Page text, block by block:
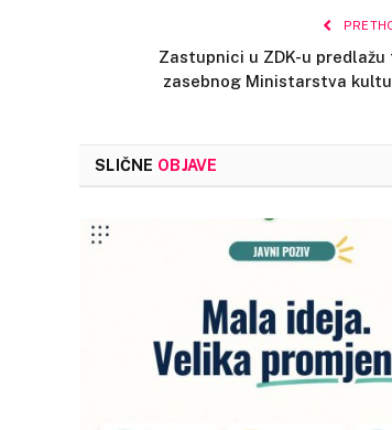
Zastupnici u ZDK-u
zasebnog Ministarstva
SLIČNE OBJAVE